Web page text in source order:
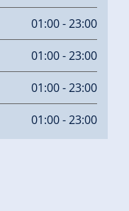
01:00 - 23:00
01:00 - 23:00
01:00 - 23:00
01:00 - 23:00